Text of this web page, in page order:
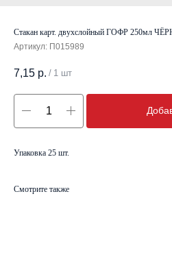
Стакан карт. двухслойный ГОФР 250мл
Артикул: П015989
7,15 р. / 1 шт
Упаковка 25 шт.
Смотрите также